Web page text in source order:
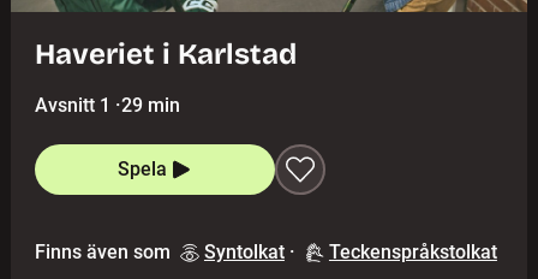
Haveriet i Karlstad
Avsnitt 1 ·29 min
Spela
Finns även som Syntolkat · Teckenspråkstolkat